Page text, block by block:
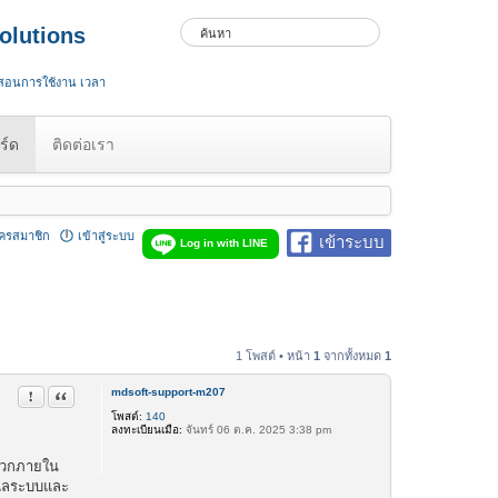
นการใช้งาน เวลา
ด ติดต่อเรา
เข้าระบบ
Log in with LINE
เข้าสู่ระบบ
รสมาชิก
1 โพสต์ • หน้า 1 จากทั้งหมด 1
mdsoft-support-m207
โพสต์: 140
ลงทะเบียนเมื่อ: จันทร์ 06 ต.ค. 2025 3:38 pm
รายงานในข้อความ
อ้างคำพูด
กภายใน
ระบบและ